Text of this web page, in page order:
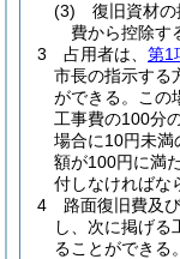
(3)
復旧資材
費から控除す
3
占用者は、 第1
市長の指示する
ができる。
この
工事費の100分
場合に10円未満
額が100円に満
付しなければな
4
路面復旧費及
し、次に掲げる
ることができる。